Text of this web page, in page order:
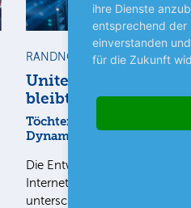
RANDNOTIZEN
United Internet-
bleibt auf Kurs
Töchter mit
Dynamik
Die Entwicklung innerhalb der
Internet-Familie könnte
unterschiedlicher ausfallen.
ihre Dienste
entsprechend der
einverstanden
für die Zukunft